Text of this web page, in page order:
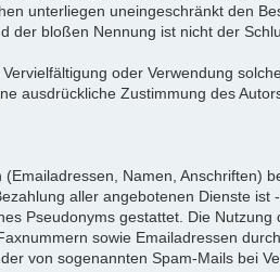
unterliegen uneingeschränkt den
der bloßen Nennung ist nicht der
oder Verwendung
ausdrückliche Zustimmung des
Namen, Anschriften)
aller angebotenen Dienste ist
Pseudonyms gestattet. Die Nutzung
sowie Emailadressen
von sogenannten Spam-Mails bei